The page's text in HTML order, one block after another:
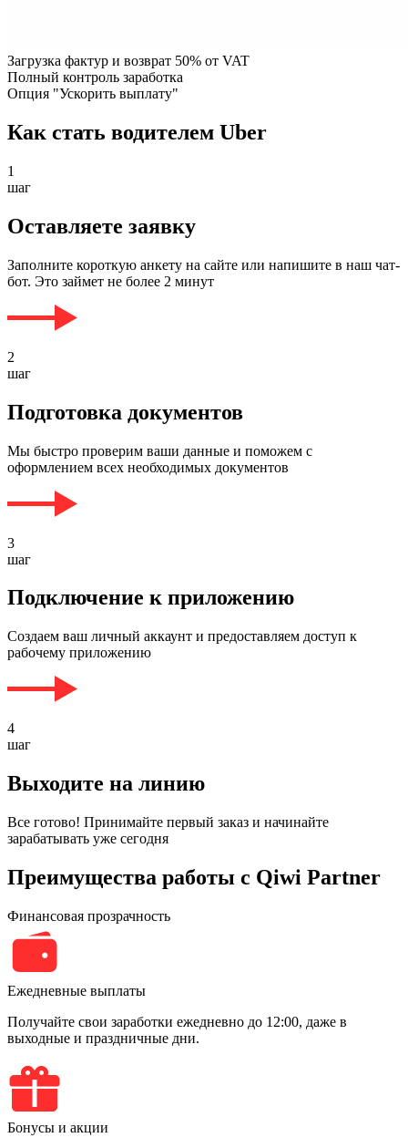
Загрузка фактур и возврат 50% от VAT
Полный контроль заработка
Опция "Ускорить выплату"
Как стать водителем Uber
1
шаг
Оставляете заявку
Заполните короткую анкету на сайте или напишите в наш чат-
бот. Это займет не более 2 минут
2
шаг
Подготовка документов
Мы быстро проверим ваши данные и поможем с
оформлением всех необходимых документов
3
шаг
Подключение к приложению
Создаем ваш личный аккаунт и предоставляем доступ к
рабочему приложению
4
шаг
Выходите на линию
Все готово! Принимайте первый заказ и начинайте
зарабатывать уже сегодня
Преимущества работы с Qiwi Partner
Финансовая прозрачность
Ежедневные выплаты
Получайте свои заработки ежедневно до 12:00, даже в
выходные и праздничные дни.
Бонусы и акции